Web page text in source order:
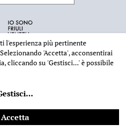
Patria per il Friuli - CF 80023560305
- Powered bySICAPWeb
l'esperienza più pertinente
'Accetta', acconsentirai
cliccando su 'Gestisci...'è possibile
...
Accetta